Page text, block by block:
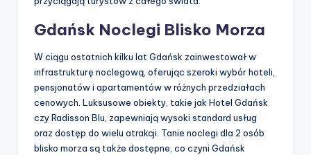
Gdańsk Noclegi Blisko Morza
W ciągu ostatnich kilku lat Gdańsk zainwestował w
infrastrukturę noclegową, oferując szeroki wybór hoteli,
pensjonatów i apartamentów w różnych przedziałach
cenowych. Luksusowe obiekty, takie jak Hotel Gdańsk
czy Radisson Blu, zapewniają wysoki standard usług
oraz dostęp do wielu atrakcji. Tanie noclegi dla 2 osób
blisko morza są także dostępne, co czyni Gdańsk